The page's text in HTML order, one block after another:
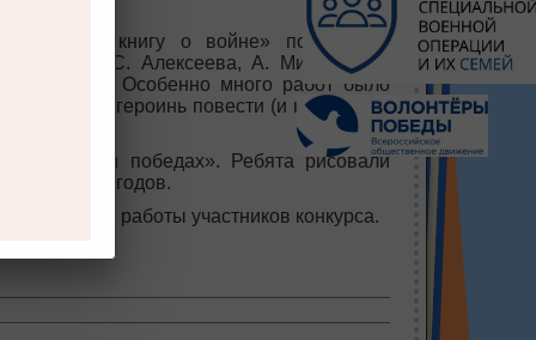
«Читаю книгу о войне» поделились
С. Алексеева, А. Митяева, Е.
Симонова. Особенно много работ было
девушек – героинь повести (и настоящих
боях и победах». Ребята рисовали
1941-45 годов.
лучшие работы участников конкурса.